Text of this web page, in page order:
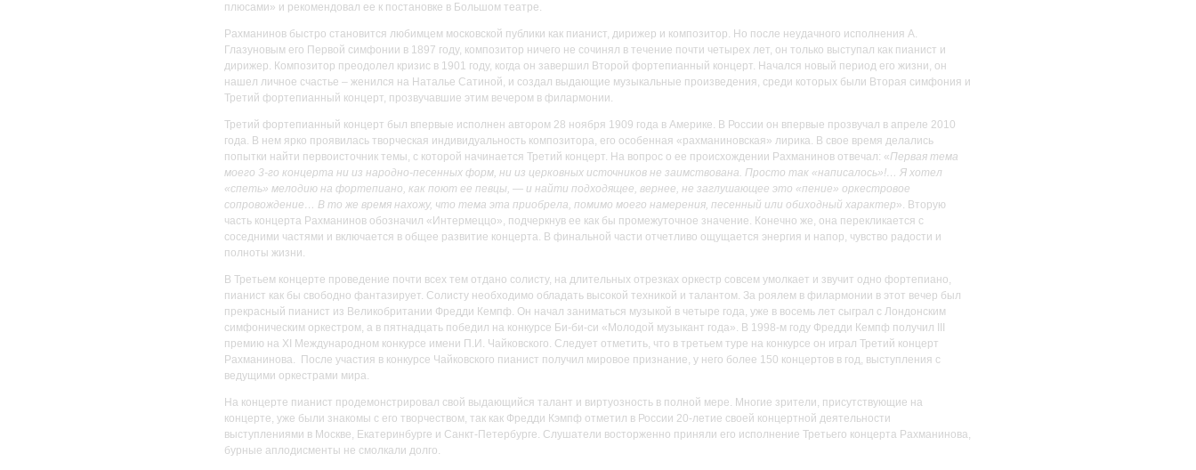
плюсами» и рекомендовал ее к постановке в Большом театре.
Рахманинов быстро становится любимцем московской публики как пианист, дирижер и композитор. Но после неудачного исполнения А.
Глазуновым его Первой симфонии в 1897 году, композитор ничего не сочинял в течение почти четырех лет, он только выступал как пианист и
дирижер. Композитор преодолел кризис в 1901 году, когда он завершил Второй фортепианный концерт. Начался новый период его жизни, он
нашел личное счастье – женился на Наталье Сатиной, и создал выдающие музыкальные произведения, среди которых были Вторая симфония и
Третий фортепианный концерт, прозвучавшие этим вечером в филармонии.
Третий фортепианный концерт был впервые исполнен автором 28 ноября 1909 года в Америке. В России он впервые прозвучал в апреле 2010
года. В нем ярко проявилась творческая индивидуальность композитора, его особенная «рахманиновская» лирика. В свое время делались
попытки найти первоисточник темы, с которой начинается Третий концерт. На вопрос о ее происхождении Рахманинов отвечал: «Первая тема
моего 3-го концерта ни из народно-песенных форм, ни из церковных источников не заимствована. Просто так «написалось»!… Я хотел
«спеть» мелодию на фортепиано, как поют ее певцы, — и найти подходящее, вернее, не заглушающее это «пение» оркестровое
сопровождение… В то же время нахожу, что тема эта приобрела, помимо моего намерения, песенный или обиходный характер». Вторую
часть концерта Рахманинов обозначил «Интермеццо», подчеркнув ее как бы промежуточное значение. Конечно же, она перекликается с
соседними частями и включается в общее развитие концерта. В финальной части отчетливо ощущается энергия и напор, чувство радости и
полноты жизни.
В Третьем концерте проведение почти всех тем отдано солисту, на длительных отрезках оркестр совсем умолкает и звучит одно фортепиано,
пианист как бы свободно фантазирует. Солисту необходимо обладать высокой техникой и талантом. За роялем в филармонии в этот вечер был
прекрасный пианист из Великобритании Фредди Кемпф. Он начал заниматься музыкой в четыре года, уже в восемь лет сыграл с Лондонским
симфоническим оркестром, а в пятнадцать победил на конкурсе Би-би-си «Молодой музыкант года». В 1998-м году Фредди Кемпф получил III
премию на XI Международном конкурсе имени П.И. Чайковского. Следует отметить, что в третьем туре на конкурсе он играл Третий концерт
Рахманинова. После участия в конкурсе Чайковского пианист получил мировое признание, у него более 150 концертов в год, выступления с
ведущими оркестрами мира.
На концерте пианист продемонстрировал свой выдающийся талант и виртуозность в полной мере. Многие зрители, присутствующие на
концерте, уже были знакомы с его творчеством, так как Фредди Кэмпф отметил в России 20-летие своей концертной деятельности
выступлениями в Москве, Екатеринбурге и Санкт-Петербурге. Слушатели восторженно приняли его исполнение Третьего концерта Рахманинова,
бурные аплодисменты не смолкали долго.